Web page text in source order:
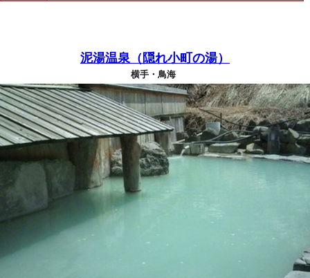
泥湯温泉（隠れ小町の湯）
横手・鳥海